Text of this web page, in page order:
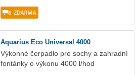
Aquarius Eco Universal 4000
Výkonné čerpadlo pro sochy a zahradní
fontánky o výkonu 4000 l/hod